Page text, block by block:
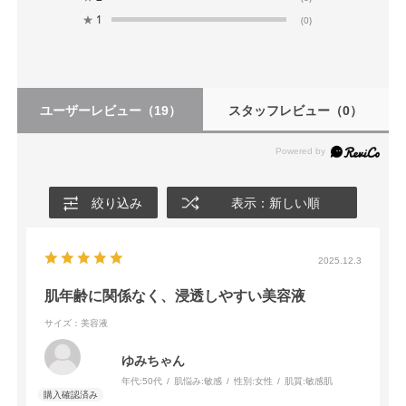
★ 1 (0)
ユーザーレビュー（19） スタッフレビュー （0）
絞り込み 表示：新しい順
2025.12.3
肌年齢に関係なく、浸透しやすい美容液
サイズ：美容液
ゆみちゃん
年代:50代 肌悩み:敏感 性別:女性 肌質:敏感肌